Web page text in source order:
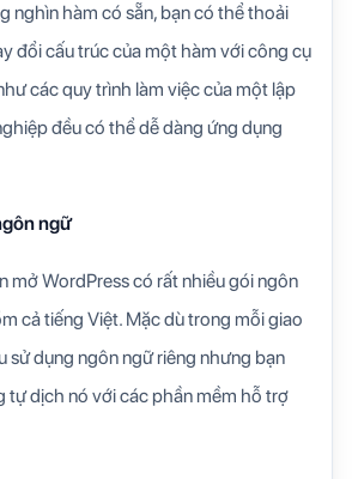
nghìn hàm có sẵn, bạn có thể thoải
đổi cấu trúc của một hàm với công cụ
các quy trình làm việc của một lập
đều có thể dễ dàng ứng dụng
ngữ
mở WordPress có rất nhiều gói ngôn
cả tiếng Việt. Mặc dù trong mỗi giao
sử dụng ngôn ngữ riêng nhưng bạn
tự dịch nó với các phần mềm hỗ trợ